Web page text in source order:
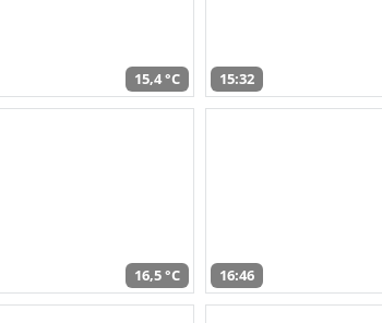
15,4 °C 15:32
16,5 °C 16:46